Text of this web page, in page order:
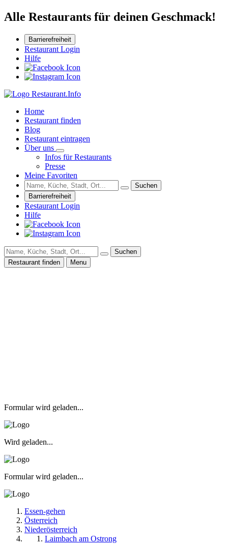
Alle Restaurants für deinen Geschmack!
Barrierefreiheit
Restaurant Login
Hilfe
Home
Restaurant finden
Blog
Restaurant eintragen
Über uns
Infos für Restaurants
Presse
Meine Favoriten
Suchen
Barrierefreiheit
Restaurant Login
Hilfe
Suchen
Restaurant finden
Menu
Formular wird geladen...
Wird geladen...
Formular wird geladen...
Essen-gehen
Österreich
Niederösterreich
Laimbach am Ostrong